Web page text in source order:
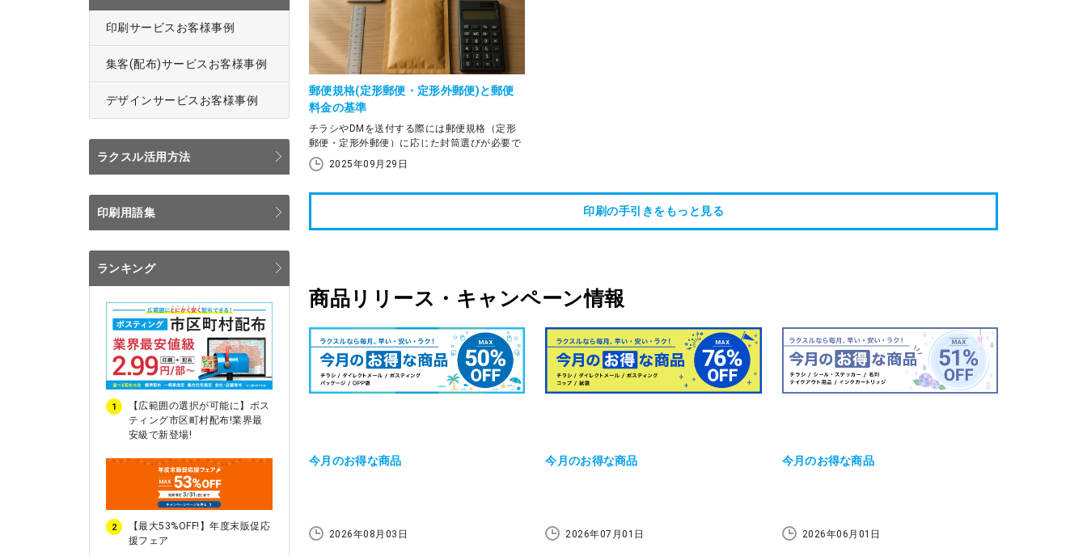
印刷サービスお客様事例
集客(配布)サービスお客様事例
デザインサービスお客様事例
ラクスル活用方法
印刷用語集
ランキング
1
【広範囲の選択が可能に】ポス
ティング市区町村配布!業界最
安級で新登場!
2
【最大53%OFF!】年度末販促応
援フェア
郵便規格(定形郵便・定形外郵便)と郵便
料金の基準
チラシやDMを送付する際には郵便規格（定形
郵便・定形外郵便）に応じた封筒選びが必要で
す。 この記事では郵便規格と封筒設計の早見表
や、定形郵便、定形外（規格内）郵便、定形外
参考にしてください。
2025年09月29日
印刷の手引きをもっと見る
商品リリース・キャンペーン情報
今月のお得な商品
2026年08月03日
今月のお得な商品
2026年07月01日
今月のお得な商品
2026年06月01日